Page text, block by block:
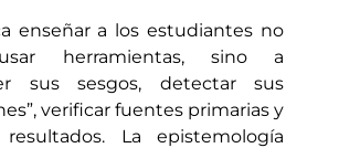
enseñar a los estudiantes no
herramientas, sino a
sus sesgos, detectar sus
verificar fuentes primarias y
resultados. La epistemología